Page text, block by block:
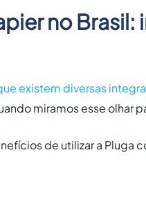
no
existem diversas
miramos esse olhar
de utilizar a Pluga